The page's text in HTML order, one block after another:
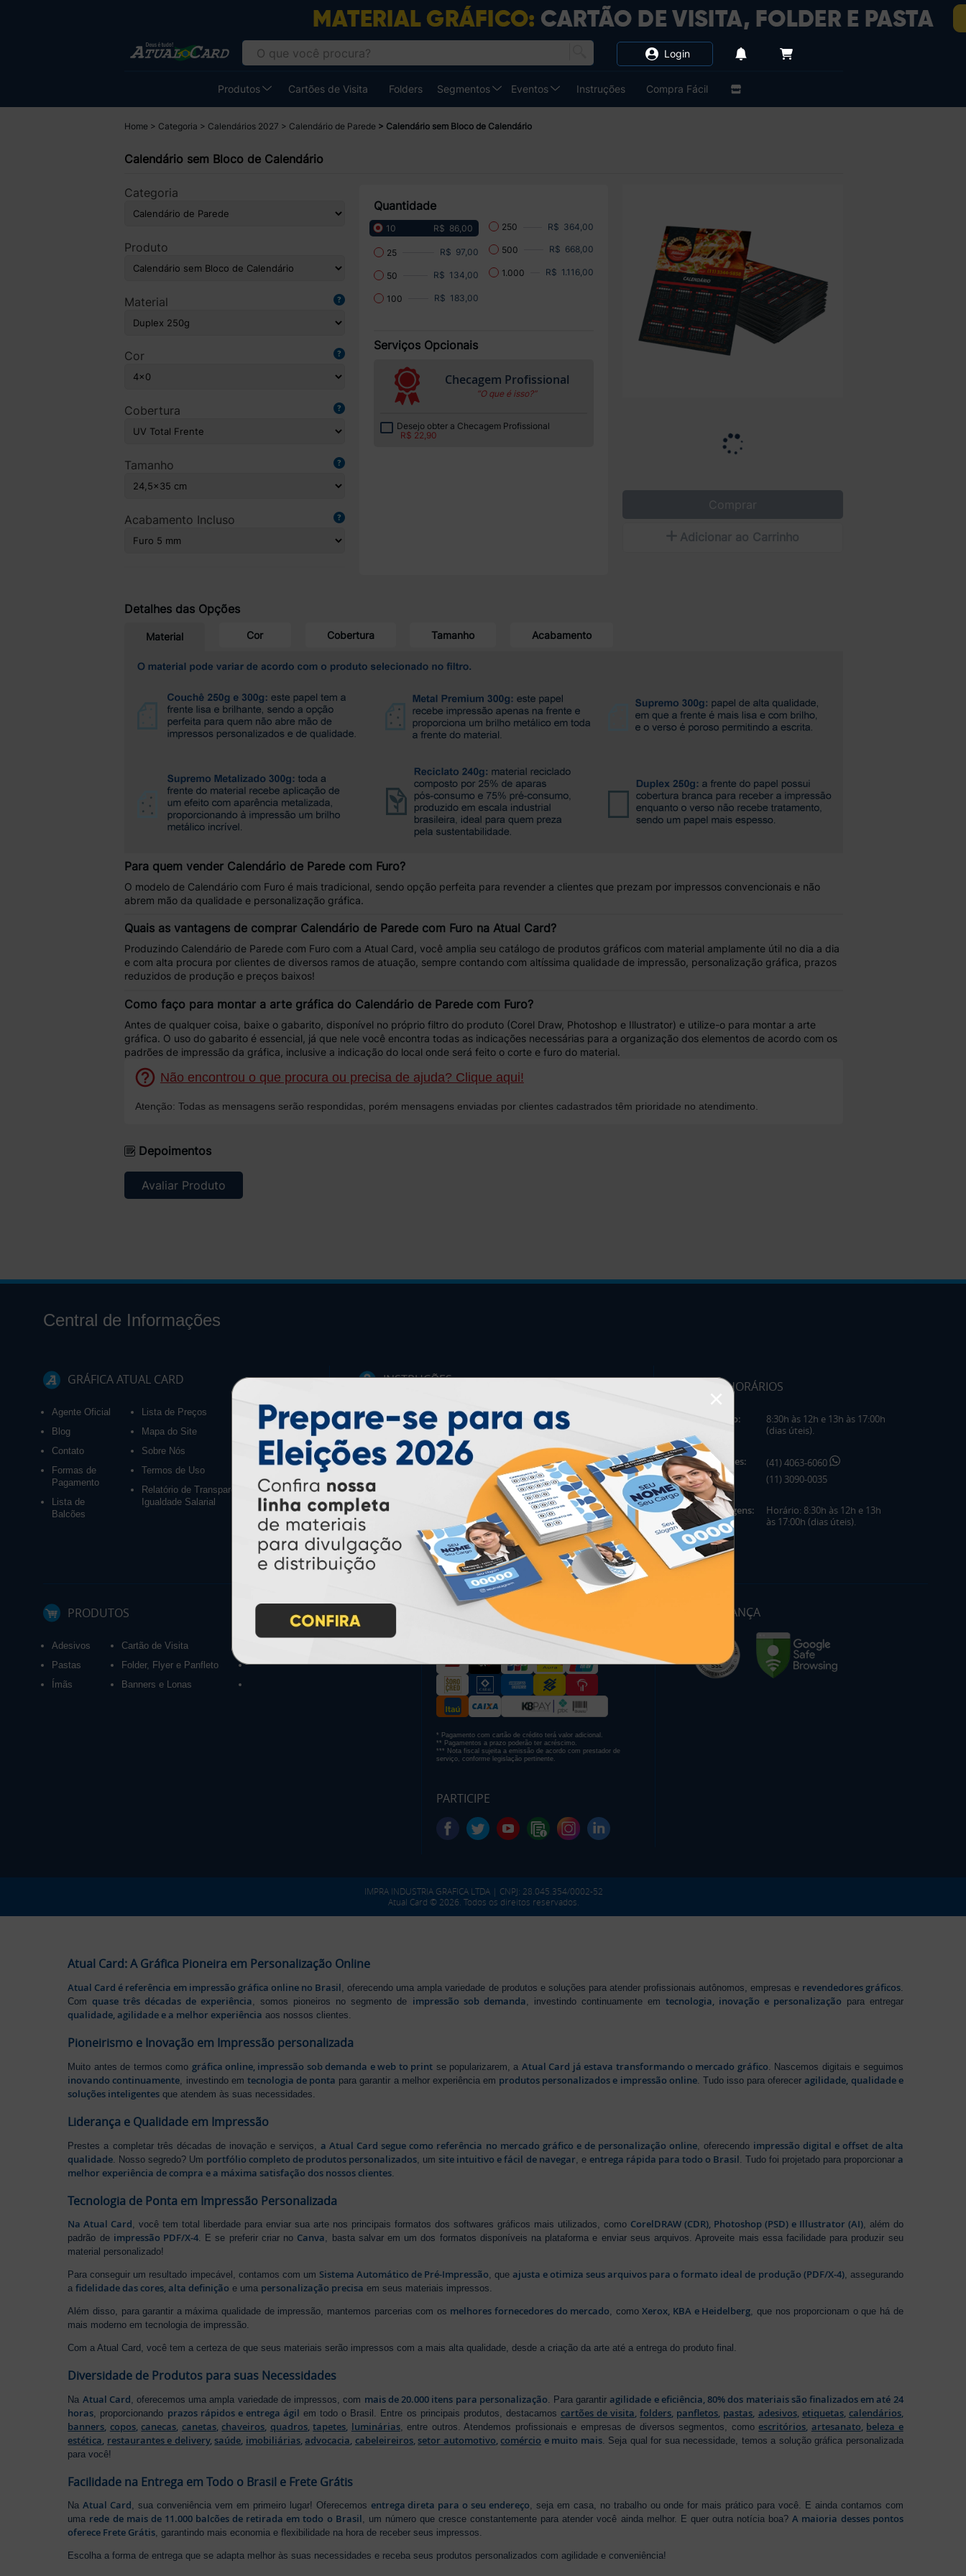
Produtos Cartões de Visita Folders Segmentos Eventos Instruções Compra Fácil
Login
Home Categoria Calendários 2027 Calendário de Parede Calendário sem Bloco de Calendário
Calendário sem Bloco de Calendário
Categoria
Produto
Material
Cor
Cobertura
Tamanho
Acabamento Incluso
Quantidade
10 R$ 86,00
25 R$ 97,00
50 R$ 134,00
100 R$ 183,00
250 R$ 364,00
500 R$ 668,00
1.000 R$ 1.116,00
Serviços Opcionais
Checagem Profissional
“O que é isso?”
Desejo obter a Checagem Profissional
R$ 22,90
Comprar
Adicionar ao Carrinho
Detalhes das Opções
Material Cor Cobertura Tamanho Acabamento
Para quem vender Calendário de Parede com Furo?
O modelo de Calendário com Furo é mais tradicional, sendo opção perfeita para revender a clientes que prezam por impressos convencionais e não
abrem mão da qualidade e personalização gráfica.
Quais as vantagens de comprar Calendário de Parede com Furo na Atual Card?
Produzindo Calendário de Parede com Furo com a Atual Card, você amplia seu catálogo de produtos gráficos com material amplamente útil no dia a dia
e com alta procura por clientes de diversos ramos de atuação, sempre contando com altíssima qualidade de impressão, personalização gráfica, prazos
reduzidos de produção e preços baixos!
Como faço para montar a arte gráfica do Calendário de Parede com Furo?
Antes de qualquer coisa, baixe o gabarito , disponível no próprio filtro do produto (Corel Draw, Photoshop e Illustrator) e utilize-o para montar a arte
gráfica. O uso do gabarito é essencial, já que nele você encontra todas as indicações necessárias para a organização dos elementos de acordo com os
padrões de impressão da gráfica, inclusive a indicação do local onde será feito o corte e furo do material.
Não encontrou o que procura ou precisa de ajuda? Clique aqui!
Atenção: Todas as mensagens serão respondidas, porém mensagens enviadas por clientes cadastrados têm prioridade no atendimento.
Depoimentos
Avaliar Produto
Central de Informações
GRÁFICA ATUAL CARD
Agente Oficial
Blog
Contato
Formas de
Pagamento
Lista de
Balcões
Lista de Preços
Mapa do Site
Sobre Nós
Termos de Uso
Relatório de Transparência e
Igualdade Salarial
INSTRUÇÕES
Inicio
Como Comprar
Como exportar em
PDF/X1-a
Entrega 12 Horas
Garantia
Montagem e Fechamento de
Perguntas Frequentes
HORÁRIOS
Horário:
8:30h às 12h e 13h às 17:00h
(dias úteis).
Telefones:
(41) 4063-6060
(11) 3090-0035
Mensagens:
Horário: 8:30h às 12h e 13h
às 17:00h (dias úteis).
PRODUTOS
Adesivos
Pastas
Ímãs
Cartão de Visita
Folder, Flyer e Panfleto
Banners e Lonas
PAGUE COM
* Pagamento com cartão de crédito terá valor adicional.
** Pagamentos a prazo poderão ter acréscimo.
*** Nota fiscal sujeita a emissão de acordo com prestador de
serviço, conforme legislação pertinente.
PARTICIPE
SEGURANÇA
IMPRA INDUSTRIA GRAFICA LTDA | CNPJ: 28.045.354/0002-52
Atual Card © 2026. Todos os direitos reservados.
Atual Card: A Gráfica Pioneira em Personalização Online
Atual Card é referência em impressão gráfica online no Brasil, oferecendo uma ampla variedade de produtos e soluções para atender profissionais autônomos, empresas e revendedores gráficos.
Comquase três décadas de experiência, somos pioneiros no segmento de impressão sob demanda, investindo continuamente em tecnologia, inovação e personalização para entregar
qualidade, agilidade e a melhor experiência aos nossos clientes.
Pioneirismo e Inovação em Impressão personalizada
Muito antes de termos como gráfica online, impressão sob demanda e web to print se popularizarem, a Atual Card já estava transformando o mercado gráfico. Nascemos digitais e seguimos
inovando continuamente, investindo em tecnologia de ponta para garantir a melhor experiência em produtos personalizados e impressão online. Tudo isso para ofereceragilidade, qualidade e
soluções inteligentes que atendem às suas necessidades.
Liderança e Qualidade em Impressão
Prestes a completar três décadas de inovação e serviços,a Atual Card segue como referência no mercado gráfico e de personalização online , oferecendo impressão digital e offset de alta
qualidade . Nosso segredo? Um portfólio completo de produtos personalizados , um site intuitivo e fácil de navegar , e entrega rápida para todo o Brasil . Tudo foi projetado para proporcionar a
melhor experiência de compra e a máxima satisfação dos nossos clientes
Tecnologia de Ponta em Impressão Personalizada
Na Atual Card, você tem total liberdade para enviar sua arte nos principais formatos dos softwares gráficos mais utilizados, como CorelDRAW (CDR), Photoshop (PSD) e Illustrator (AI), além do
padrão de impressão PDF/X-4. E se preferir criar no Canva, basta salvar em um dos formatos disponíveis na plataforma e enviar seus arquivos. Aproveite mais essa facilidade para produzir seu
material personalizado!
Para conseguir um resultado impecável, contamos com um Sistema Automático de Pré-Impressão, queajusta e otimiza seus arquivos para o formato ideal de produção (PDF/X-4), assegurando
afidelidade das cores, alta definição e uma personalização precisa em seus materiais impressos.
Além disso, para garantir a máxima qualidade de impressão, mantemos parcerias com os melhores fornecedores do mercado, comoXerox, KBA e Heidelberg, que nos proporcionam o que há de
mais moderno em tecnologia de impressão.
Com a Atual Card, você tem a certeza de que seus materiais serão impressos com a mais alta qualidade, desde a criação da arte até a entrega do produto final.
Diversidade de Produtos para suas Necessidades
Na Atual Card , oferecemos uma ampla variedade de impressos, com mais de 20.000 itens para personalização . Para garantiragilidade e eficiência, 80% dos materiais são finalizados em até 24
horas , proporcionando prazos rápidos e entrega ágil em todo o Brasil. Entre os principais produtos, destacamos cartões de visita,folders, panfletos, pastas, adesivos, etiquetas, calendários,
banners, copos,canecas, canetas,chaveiros, quadros,tapetes, luminárias, entre outros. Atendemos profissionais e empresas de diversos segmentos, comoescritórios, artesanato, beleza e
estética, restaurantes e delivery, saúde, imobiliárias,advocacia, cabeleireiros, setor automotivo,comércio e muito mais. Seja qual for sua necessidade, temos a solução gráfica personalizada
para você!
Facilidade na Entrega em Todo o Brasil e Frete Grátis
NaAtual Card, sua conveniência vem em primeiro lugar! Oferecemos entrega direta para o seu endereço, seja em casa, no trabalho ou onde for mais prático para você. E ainda contamos com
uma rede de mais de 11.000 balcões de retirada em todo o Brasil, um número que cresce constantemente para atender você ainda melhor. E quer outra notícia boa?A maioria desses pontos
oferece Frete Grátis, garantindo mais economia e flexibilidade na hora de receber seus impressos.
Escolha a forma de entrega que se adapta melhor às suas necessidades e receba seus produtos personalizados com agilidade e conveniência!